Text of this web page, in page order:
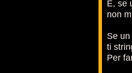
E, se
non
Se
ti
Per